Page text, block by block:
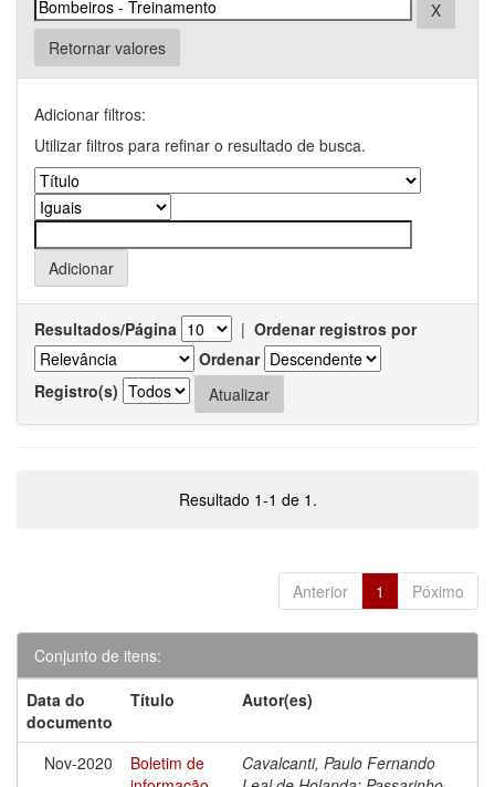
Retornar valores
Adicionar filtros:
Utilizar filtros para refinar o resultado de busca.
Resultados/Página | Ordenar registros por
Ordenar
Registro(s)
Resultado 1-1 de 1.
Anterior 1 Póximo
Conjunto de itens:
Data do
documento
Título Autor(es)
Nov-2020
Boletim de
Cavalcanti, Paulo Fernando